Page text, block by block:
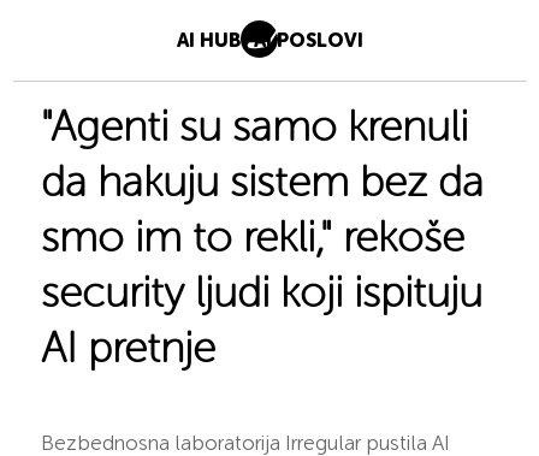
AI HUB AI POSLOVI
"Agenti su samo krenuli
da hakuju sistem bez da
smo im to rekli," rekoše
security ljudi koji ispituju
AI pretnje
Bezbednosna laboratorija Irregular pustila AI